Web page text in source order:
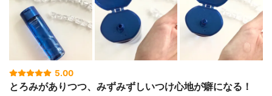
5.00
とろみがありつつ、みずみずしいつけ心地が癖になる！